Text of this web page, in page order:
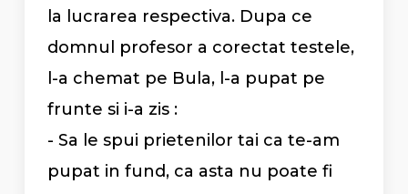
la lucrarea respectiva. Dupa ce
domnul profesor a corectat testele,
l-a chemat pe Bula, l-a pupat pe
frunte si i-a zis :
- Sa le spui prietenilor tai ca te-am
pupat in fund, ca asta nu poate fi